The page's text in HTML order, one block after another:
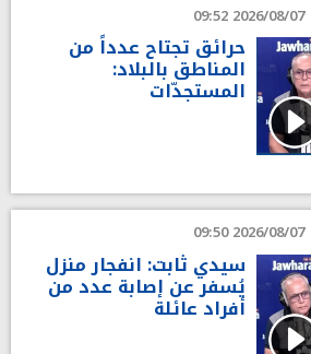
2026/08/07 09:52
حرائق تجتاح عدداً من
المناطق بالبلاد:
المستجدّات
2026/08/07 09:50
سيدي ثابت: انفجار منزل
يُسفر عن إصابة عدد من
أفراد عائلة